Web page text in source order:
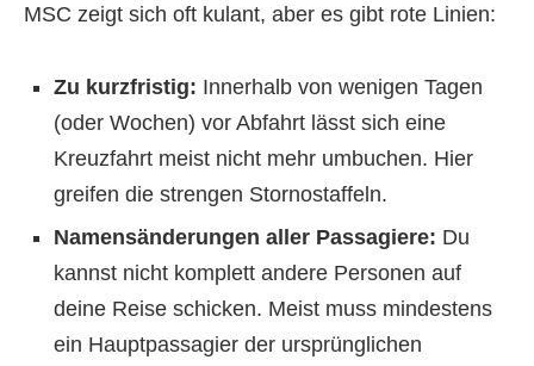
MSC zeigt sich oft kulant, aber es gibt rote Linien:
Zu kurzfristig: Innerhalb von wenigen Tagen
(oder Wochen) vor Abfahrt lässt sich eine
Kreuzfahrt meist nicht mehr umbuchen. Hier
greifen die strengen Stornostaffeln.
Namensänderungen aller Passagiere: Du
kannst nicht komplett andere Personen auf
deine Reise schicken. Meist muss mindestens
ein Hauptpassagier der ursprünglichen